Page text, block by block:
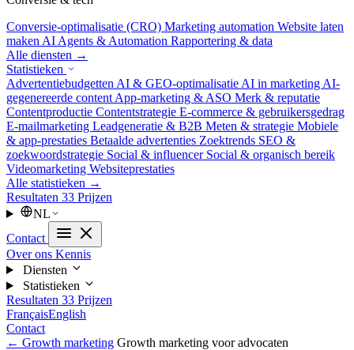
Conversie-optimalisatie (CRO) Marketing automation Website laten
maken AI Agents & Automation Rapportering & data
Alle diensten →
Statistieken
Advertentiebudgetten AI & GEO-optimalisatie AI in marketing AI-
gegenereerde content App-marketing & ASO Merk & reputatie
Contentproductie Contentstrategie E-commerce & gebruikersgedrag
E-mailmarketing Leadgeneratie & B2B Meten & strategie Mobiele
& app-prestaties Betaalde advertenties Zoektrends SEO &
zoekwoordstrategie Social & influencer Social & organisch bereik
Videomarketing Websiteprestaties
Alle statistieken →
Resultaten 33 Prijzen
NL
Contact
Over ons Kennis
Diensten
Statistieken
Resultaten 33 Prijzen
FrançaisEnglish
Contact
← Growth marketing Growth marketing voor advocaten